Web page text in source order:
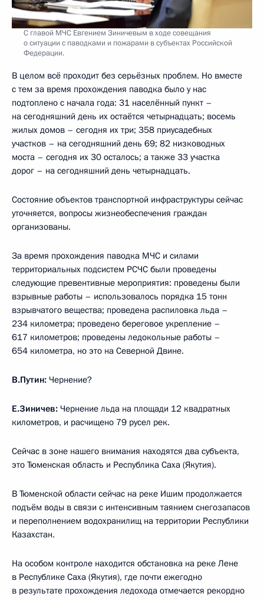
С главой МЧС Евгением Зиничевым в ходе совещания
о ситуации с паводками и пожарами в субъектах Российской
Федерации.
В целом всё проходит без серьёзных проблем. Но вместе
с тем за время прохождения паводка было у нас
подтоплено с начала года: 31 населённый пункт –
на сегодняшний день их остаётся четырнадцать; восемь
жилых домов – сегодня их три; 358 приусадебных
участков – на сегодняшний день 69; 82 низководных
моста – сегодня их 30 осталось; а также 33 участка
дорог – на сегодняшний день четырнадцать.
Состояние объектов транспортной инфраструктуры сейчас
уточняется, вопросы жизнеобеспечения граждан
организованы.
За время прохождения паводка МЧС и силами
территориальных подсистем РСЧС были проведены
следующие превентивные мероприятия: проведены были
взрывные работы – использовалось порядка 15 тонн
взрывчатого вещества; проведена распиловка льда –
234 километра; проведено береговое укрепление –
617 километров; проведены ледокольные работы –
654 километра, но это на Северной Двине.
В.Путин: Чернение?
Е.Зиничев: Чернение льда на площади 12 квадратных
километров, и расчищено 79 русел рек.
Сейчас в зоне нашего внимания находятся два субъекта,
это Тюменская область и Республика Саха (Якутия).
В Тюменской области сейчас на реке Ишим продолжается
подъём воды в связи с интенсивным таянием снегозапасов
и переполнением водохранилищ на территории Республики
Казахстан.
На особом контроле находится обстановка на реке Лене
в Республике Саха (Якутия), где почти ежегодно
в результате прохождения ледохода отмечается рекордно